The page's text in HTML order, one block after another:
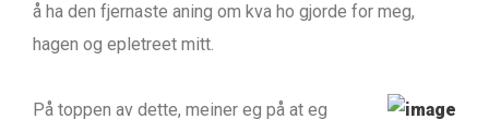
å ha den fjernaste aning om kva ho gjorde for meg,
hagen og epletreet mitt.
På toppen av dette, meiner eg på at eg